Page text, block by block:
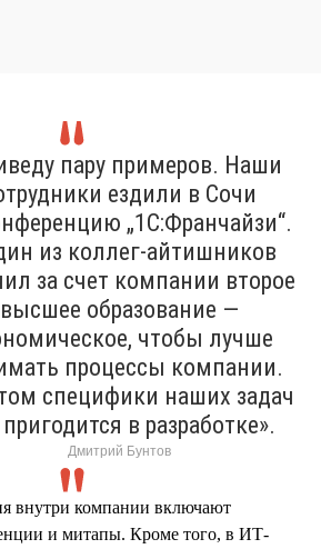
пару примеров. Наши
ездили в Сочи
„1С:Франчайзи“.
из коллег-айтишников
за счет компании второе
высшее образование —
чтобы лучше
процессы компании.
специфики наших задач
пригодится в разработке».
Дмитрий Бунтов
внутри компании включают
и митапы. Кроме того, в ИТ-